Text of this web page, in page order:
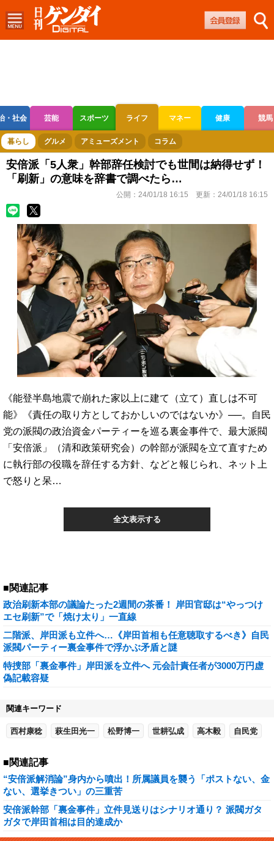
・社会 芸能 スポーツ ライフ マネー 健康 競馬
ボートレース 競輪 オートレース
暮らし グルメ アミューズメント コラム
安倍派「5人衆」幹部辞任検討でも世間は納得せず！
「刷新」の意味を辞書で調べたら…
公開： 24/01/18 16:15 更新： 24/01/18 16:15
《能登半島地震で崩れた家以上に建て（立て）直しは不可
能》《責任の取り方としておかしいのではないか》──。自民
党の派閥の政治資金パーティーを巡る裏金事件で、最大派閥
「安倍派」（清和政策研究会）の幹部が派閥を立て直すため
に執行部の役職を辞任する方針、などと報じられ、ネット上
で怒りと呆…
全文表示する
■関連記事
政治刷新本部の議論たった2週間の茶番！ 岸田官邸は“やっつけ
エセ刷新”で「焼け太り」一直線
二階派、岸田派も立件へ…《岸田首相も任意聴取するべき》自民
派閥パーティー裏金事件で浮かぶ矛盾と謎
特捜部「裏金事件」岸田派を立件へ 元会計責任者が3000万円虚
偽記載容疑
関連キーワード
西村康稔 萩生田光一 松野博一 世耕弘成 高木毅 自民党
■関連記事
“安倍派解消論”身内から噴出！所属議員を襲う「ポストない、金
ない、選挙きつい」の三重苦
安倍派幹部「裏金事件」立件見送りはシナリオ通り？ 派閥ガタ
ガタで岸田首相は目的達成か